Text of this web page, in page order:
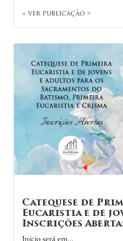
« ver publicação »
Catequese de
Eucaristia e de
Inscrições
Início será em...